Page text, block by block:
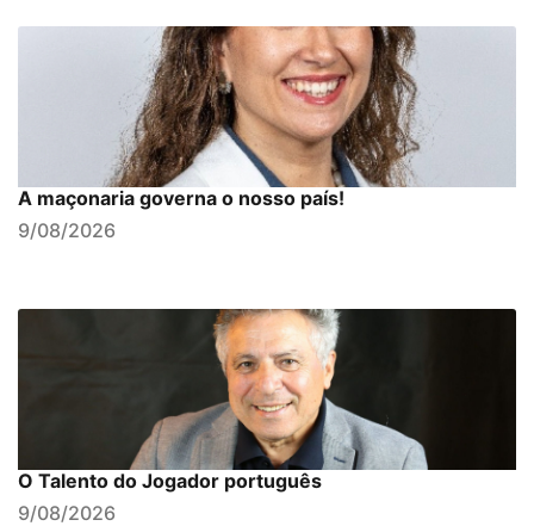
A maçonaria governa o nosso país!
9/08/2026
O Talento do Jogador português
9/08/2026